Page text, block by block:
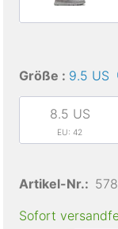
Größe : 9.5 US
8.5 US
EU: 42
Artikel-Nr.:
Sofort